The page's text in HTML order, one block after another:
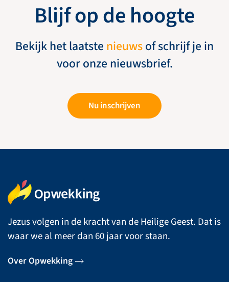
Blijf op de hoogte
Bekijk het laatste nieuwsof schrijf je in
voor onze nieuwsbrief.
Nu inschrijven
Jezus volgen in de kracht van de Heilige Geest. Dat is
waar we al meer dan 60 jaar voor staan.
Over Opwekking